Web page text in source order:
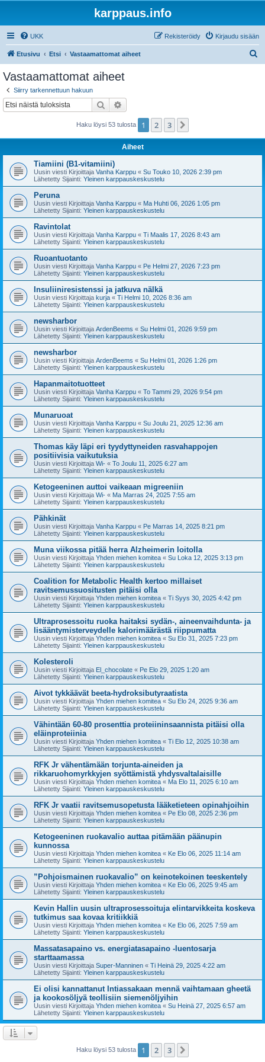
karppaus.info
UKK Kirjaudu sisään
Rekisteröidy
Etusivu Etsi Vastaamattomat aiheet
Vastaamattomat aiheet
Siirry tarkennettuun hakuun
Etsi
Haku löysi 53 tulosta 1 2 3
Aiheet
Tiamiini (B1-vitamiini)
Uusin viesti Kirjoittaja Vanha Karppu « Su Touko 10, 2026 2:39 pm
Lähetetty Sijainti: Yleinen karppauskeskustelu
Peruna
Uusin viesti Kirjoittaja Vanha Karppu « Ma Huhti 06, 2026 1:05 pm
Lähetetty Sijainti: Yleinen karppauskeskustelu
Ravintolat
Uusin viesti Kirjoittaja Vanha Karppu « Ti Maalis 17, 2026 8:43 am
Lähetetty Sijainti: Yleinen karppauskeskustelu
Ruoantuotanto
Uusin viesti Kirjoittaja Vanha Karppu « Pe Helmi 27, 2026 7:23 pm
Lähetetty Sijainti: Yleinen karppauskeskustelu
Insuliiniresistenssi ja jatkuva nälkä
Uusin viesti Kirjoittaja kurja « Ti Helmi 10, 2026 8:36 am
Lähetetty Sijainti: Yleinen karppauskeskustelu
newsharbor
Uusin viesti Kirjoittaja ArdenBeems « Su Helmi 01, 2026 9:59 pm
Lähetetty Sijainti: Yleinen karppauskeskustelu
newsharbor
Uusin viesti Kirjoittaja ArdenBeems « Su Helmi 01, 2026 1:26 pm
Lähetetty Sijainti: Yleinen karppauskeskustelu
Hapanmaitotuotteet
Uusin viesti Kirjoittaja Vanha Karppu « To Tammi 29, 2026 9:54 pm
Lähetetty Sijainti: Yleinen karppauskeskustelu
Munaruoat
Uusin viesti Kirjoittaja Vanha Karppu « Su Joulu 21, 2025 12:36 am
Lähetetty Sijainti: Yleinen karppauskeskustelu
Thomas käy läpi eri tyydyttyneiden rasvahappojen
positiivisia vaikutuksia
Uusin viesti Kirjoittaja Wi- « To Joulu 11, 2025 6:27 am
Lähetetty Sijainti: Yleinen karppauskeskustelu
Ketogeeninen auttoi vaikeaan migreeniin
Uusin viesti Kirjoittaja Wi- « Ma Marras 24, 2025 7:55 am
Lähetetty Sijainti: Yleinen karppauskeskustelu
Pähkinät
Uusin viesti Kirjoittaja Vanha Karppu « Pe Marras 14, 2025 8:21 pm
Lähetetty Sijainti: Yleinen karppauskeskustelu
Muna viikossa pitää herra Alzheimerin loitolla
Uusin viesti Kirjoittaja Yhden miehen komitea « Su Loka 12, 2025 3:13 pm
Lähetetty Sijainti: Yleinen karppauskeskustelu
Coalition for Metabolic Health kertoo millaiset
ravitsemussuositusten pitäisi olla
Uusin viesti Kirjoittaja Yhden miehen komitea « Ti Syys 30, 2025 4:42 pm
Lähetetty Sijainti: Yleinen karppauskeskustelu
Ultraprosessoitu ruoka haitaksi sydän-, aineenvaihdunta- ja
lisääntymisterveydelle kalorimäärästä riippumatta
Uusin viesti Kirjoittaja Yhden miehen komitea « Su Elo 31, 2025 7:23 pm
Lähetetty Sijainti: Yleinen karppauskeskustelu
Kolesteroli
Uusin viesti Kirjoittaja El_chocolate « Pe Elo 29, 2025 1:20 am
Lähetetty Sijainti: Yleinen karppauskeskustelu
Aivot tykkäävät beeta-hydroksibutyraatista
Uusin viesti Kirjoittaja Yhden miehen komitea « Su Elo 24, 2025 9:36 am
Lähetetty Sijainti: Yleinen karppauskeskustelu
Vähintään 60-80 prosenttia proteiininsaannista pitäisi olla
eläinproteiinia
Uusin viesti Kirjoittaja Yhden miehen komitea « Ti Elo 12, 2025 10:38 am
Lähetetty Sijainti: Yleinen karppauskeskustelu
RFK Jr vähentämään torjunta-aineiden ja
rikkaruohomyrkkyjen syöttämistä yhdysvaltalaisille
Uusin viesti Kirjoittaja Yhden miehen komitea « Ma Elo 11, 2025 6:10 am
Lähetetty Sijainti: Yleinen karppauskeskustelu
RFK Jr vaatii ravitsemusopetusta lääketieteen opinahjoihin
Uusin viesti Kirjoittaja Yhden miehen komitea « Pe Elo 08, 2025 2:36 pm
Lähetetty Sijainti: Yleinen karppauskeskustelu
Ketogeeninen ruokavalio auttaa pitämään päänupin
kunnossa
Uusin viesti Kirjoittaja Yhden miehen komitea « Ke Elo 06, 2025 11:14 am
Lähetetty Sijainti: Yleinen karppauskeskustelu
”Pohjoismainen ruokavalio” on keinotekoinen teeskentely
Uusin viesti Kirjoittaja Yhden miehen komitea « Ke Elo 06, 2025 9:45 am
Lähetetty Sijainti: Yleinen karppauskeskustelu
Kevin Hallin uusin ultraprosessoituja elintarvikkeita koskeva
tutkimus saa kovaa kritiikkiä
Uusin viesti Kirjoittaja Yhden miehen komitea « Ke Elo 06, 2025 7:59 am
Lähetetty Sijainti: Yleinen karppauskeskustelu
Massatasapaino vs. energiatasapaino -luentosarja
starttaamassa
Uusin viesti Kirjoittaja Super-Manninen « Ti Heinä 29, 2025 4:22 am
Lähetetty Sijainti: Yleinen karppauskeskustelu
Ei olisi kannattanut Intiassakaan mennä vaihtamaan gheetä
ja kookosöljyä teollisiin siemenöljyihin
Uusin viesti Kirjoittaja Yhden miehen komitea « Su Heinä 27, 2025 6:57 am
Lähetetty Sijainti: Yleinen karppauskeskustelu
Haku löysi 53 tulosta 1 2 3